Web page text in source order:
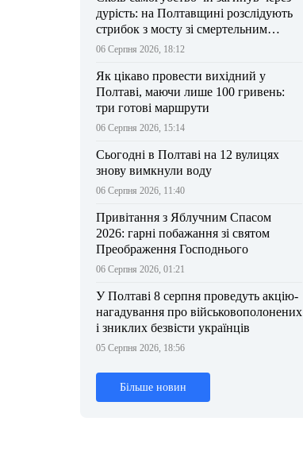
дурість: на Полтавщині розслідують
стрибок з мосту зі смертельним
результатом
06 Серпня 2026, 18:12
Як цікаво провести вихідний у
Полтаві, маючи лише 100 гривень:
три готові маршрути
06 Серпня 2026, 15:14
Сьогодні в Полтаві на 12 вулицях
знову вимкнули воду
06 Серпня 2026, 11:40
Привітання з Яблучним Спасом
2026: гарні побажання зі святом
Преображення Господнього
06 Серпня 2026, 01:21
У Полтаві 8 серпня проведуть акцію-
нагадування про військовополонених
і зниклих безвісти українців
05 Серпня 2026, 18:56
Більше новин